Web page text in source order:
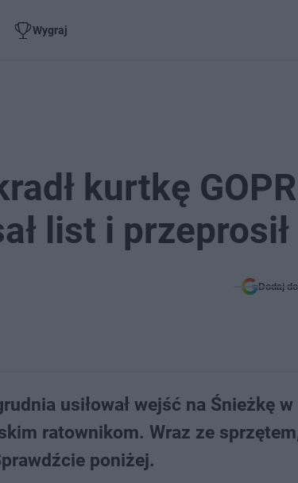
Wygraj
kurtkę
list i przeprosił
Dodaj
usiłował wejść na Śnieżkę w
ratownikom. Wraz ze
poniżej.